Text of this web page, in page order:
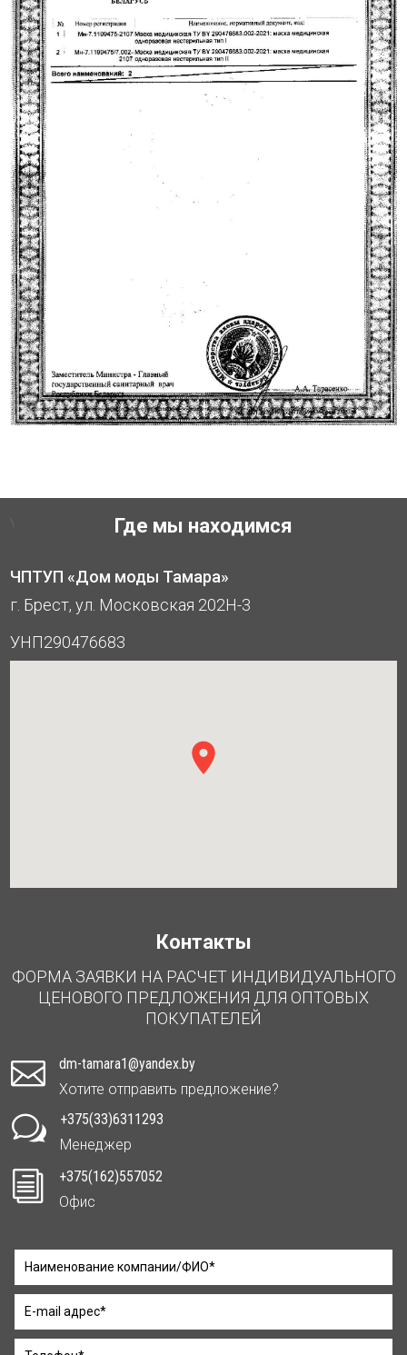
Где мы находимся
ЧПТУП «Дом моды Тамара»
г. Брест, ул. Московская 202Н-3
УНП290476683
Контакты
ФОРМА ЗАЯВКИ НА РАСЧЕТ ИНДИВИДУАЛЬНОГО
ЦЕНОВОГО ПРЕДЛОЖЕНИЯ ДЛЯ ОПТОВЫХ
ПОКУПАТЕЛЕЙ

dm-tamara1@yandex.by
Хотите отправить предложение?
w
+375(33)6311293
Менеджер
i
+375(162)557052
Офис